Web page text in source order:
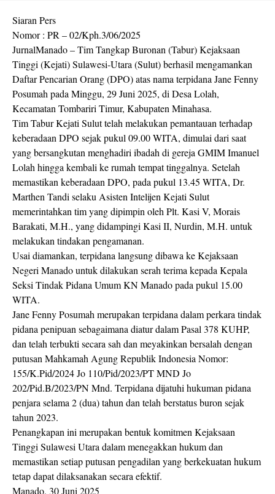
Siaran Pers
Nomor : PR – 02/Kph.3/06/2025
JurnalManado – Tim Tangkap Buronan (Tabur) Kejaksaan
Tinggi (Kejati) Sulawesi-Utara (Sulut) berhasil mengamankan
Daftar Pencarian Orang (DPO) atas nama terpidana Jane Fenny
Posumah pada Minggu, 29 Juni 2025, di Desa Lolah,
Kecamatan Tombariri Timur, Kabupaten Minahasa.
Tim Tabur Kejati Sulut telah melakukan pemantauan terhadap
keberadaan DPO sejak pukul 09.00 WITA, dimulai dari saat
yang bersangkutan menghadiri ibadah di gereja GMIM Imanuel
Lolah hingga kembali ke rumah tempat tinggalnya. Setelah
memastikan keberadaan DPO, pada pukul 13.45 WITA, Dr.
Marthen Tandi selaku Asisten Intelijen Kejati Sulut
memerintahkan tim yang dipimpin oleh Plt. Kasi V, Morais
Barakati, M.H., yang didampingi Kasi II, Nurdin, M.H. untuk
melakukan tindakan pengamanan.
Usai diamankan, terpidana langsung dibawa ke Kejaksaan
Negeri Manado untuk dilakukan serah terima kepada Kepala
Seksi Tindak Pidana Umum KN Manado pada pukul 15.00
WITA.
Jane Fenny Posumah merupakan terpidana dalam perkara tindak
pidana penipuan sebagaimana diatur dalam Pasal 378 KUHP,
dan telah terbukti secara sah dan meyakinkan bersalah dengan
putusan Mahkamah Agung Republik Indonesia Nomor:
155/K.Pid/2024 Jo 110/Pid/2023/PT MND Jo
202/Pid.B/2023/PN Mnd. Terpidana dijatuhi hukuman pidana
penjara selama 2 (dua) tahun dan telah berstatus buron sejak
tahun 2023.
Penangkapan ini merupakan bentuk komitmen Kejaksaan
Tinggi Sulawesi Utara dalam menegakkan hukum dan
memastikan setiap putusan pengadilan yang berkekuatan hukum
tetap dapat dilaksanakan secara efektif.
Manado, 30 Juni 2025